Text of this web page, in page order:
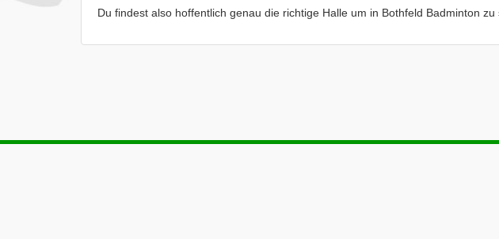
Du findest also hoffentlich genau die richtige Halle um in Bothfeld Badminton zu